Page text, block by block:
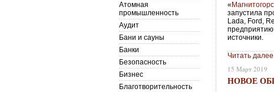
«
запустила
Lada, Ford,
предприятию
источники.
Читать далее
15 Март 2019
НОВОЕ
Атомная
промышленность
Аудит
Бани и сауны
Банки
Безопасность
Бизнес
Благотворительность